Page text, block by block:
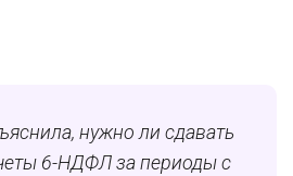
нужно ли сдавать
6-НДФЛ за периоды с